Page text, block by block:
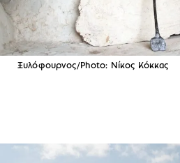
Ξυλόφουρνος/Photo: Νίκος Κόκκας